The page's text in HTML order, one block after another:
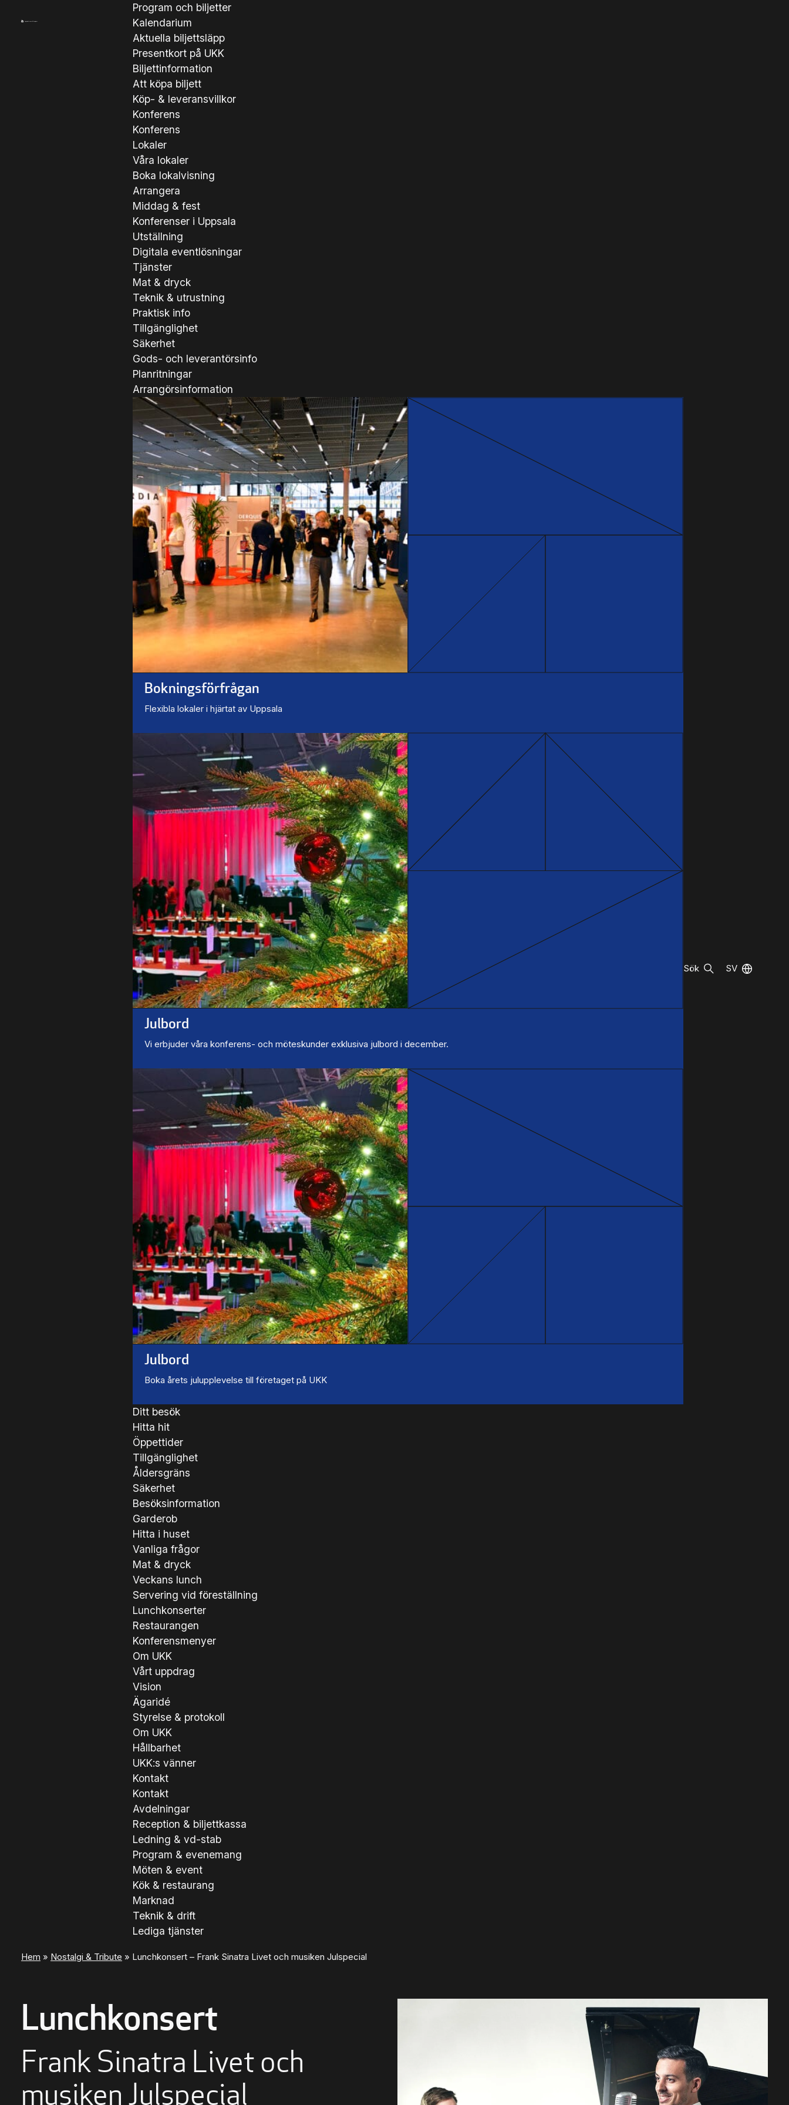
Program och biljetter
Kalendarium
Aktuella biljettsläpp
Presentkort på UKK
Biljettinformation
Att köpa biljett
Köp- & leveransvillkor
Konferens
Konferens
Lokaler
Våra lokaler
Boka lokalvisning
Arrangera
Middag & fest
Konferenser i Uppsala
Utställning
Digitala eventlösningar
Tjänster
Mat & dryck
Teknik & utrustning
Praktisk info
Tillgänglighet
Säkerhet
Gods- och leverantörsinfo
Planritningar
Arrangörsinformation
Bokningsförfrågan
Flexibla lokaler i hjärtat av Uppsala
Julbord
Vi erbjuder våra konferens- och möteskunder exklusiva julbord i december.
Julbord
Boka årets julupplevelse till företaget på UKK
Ditt besök
Hitta hit
Öppettider
Tillgänglighet
Åldersgräns
Säkerhet
Besöksinformation
Garderob
Hitta i huset
Vanliga frågor
Mat & dryck
Veckans lunch
Servering vid föreställning
Lunchkonserter
Restaurangen
Konferensmenyer
Om UKK
Vårt uppdrag
Vision
Ägaridé
Styrelse & protokoll
Om UKK
Hållbarhet
UKK:s vänner
Kontakt
Kontakt
Avdelningar
Reception & biljettkassa
Ledning & vd-stab
Program & evenemang
Möten & event
Kök & restaurang
Marknad
Teknik & drift
Lediga tjänster
Sök SV
Hem » Nostalgi & Tribute » Lunch­konsert – Frank Sinatra Livet och musiken Julspecial
Lunch­konsert
Frank Sinatra Livet och
musiken Julspecial